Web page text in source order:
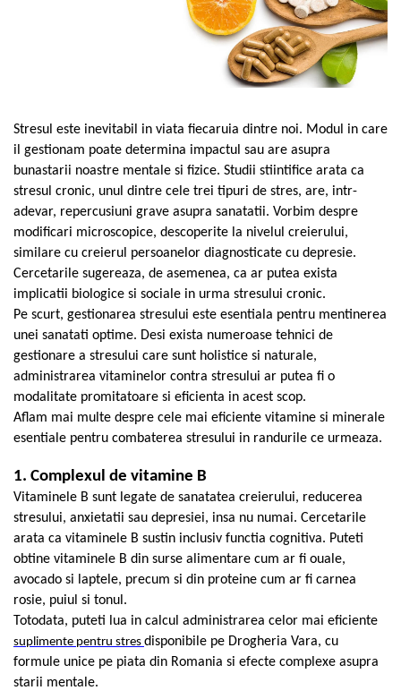
Performanta sportiva
Sanatate Orala
Alergii
Anti Intepaturi
Geluri de curățare
Ape micelare
Tonere
Măști pentru față
Exfoliante
Creme pentru ochi
Balsam buze
Îngrijirea Corpului
Creme de corp
Loțiuni
Unturi de corp
Uleiuri de corp
Geluri de duș
Scruburi
Creme SPF față
Creme SPF corp
Spray SPF
Uleiuri bronzare
After Sun
Acceleratoare bronz
Igienă Personală
Deodorante
Mâini și Unghii
Enzime
Fibre
Fier
Garcinia
Ghimbir
Ginkgo biloba
Ginseng
Glucozamina
Glutation
L-Arginina
L-Carnitina
L-Glutamina
Lecitina
Maca
Magneziu
Miere de Manuka
MSM
Multivitamine
Omega
Palmier pitic
Probiotice
Stresul este inevitabil in viata fiecaruia dintre noi. Modul in care
il gestionam poate determina impactul sau are asupra
bunastarii noastre mentale si fizice. Studii stiintifice arata ca
stresul cronic, unul dintre cele trei tipuri de stres, are, intr-
adevar, repercusiuni grave asupra sanatatii. Vorbim despre
modificari microscopice, descoperite la nivelul creierului,
similare cu creierul persoanelor diagnosticate cu depresie.
Cercetarile sugereaza, de asemenea, ca ar putea exista
implicatii biologice si sociale in urma stresului cronic.
Pe scurt, gestionarea stresului este esentiala pentru mentinerea
unei sanatati optime. Desi exista numeroase tehnici de
gestionare a stresului care sunt holistice si naturale,
administrarea vitaminelor contra stresului ar putea fi o
modalitate promitatoare si eficienta in acest scop.
Aflam mai multe despre cele mai eficiente vitamine si minerale
esentiale pentru combaterea stresului in randurile ce urmeaza.
1. Complexul de vitamine B
Vitaminele B sunt legate de sanatatea creierului, reducerea
stresului, anxietatii sau depresiei, insa nu numai. Cercetarile
arata ca vitaminele B sustin inclusiv functia cognitiva. Puteti
obtine vitaminele B din surse alimentare cum ar fi ouale,
avocado si laptele, precum si din proteine cum ar fi carnea
rosie, puiul si tonul.
Totodata, puteti lua in calcul administrarea celor mai eficiente
suplimente pentru stres disponibile pe Drogheria Vara, cu
formule unice pe piata din Romania si efecte complexe asupra
starii mentale.